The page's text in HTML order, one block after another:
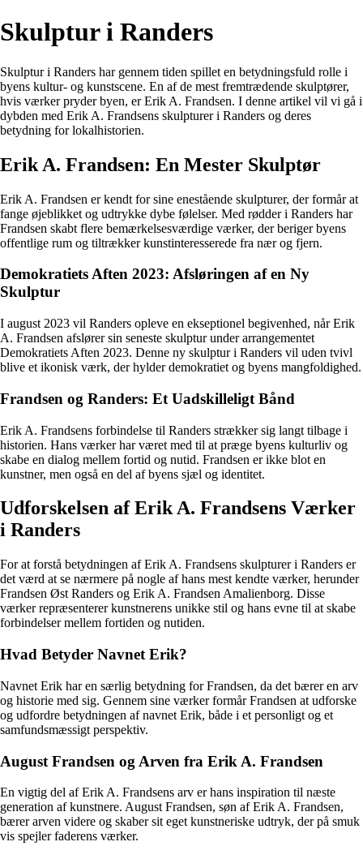
Skulptur i Randers
Skulptur i Randers har gennem tiden spillet en betydningsfuld rolle i
byens kultur- og kunstscene. En af de mest fremtrædende skulptører,
hvis værker pryder byen, er Erik A. Frandsen. I denne artikel vil vi gå i
dybden med Erik A. Frandsens skulpturer i Randers og deres
betydning for lokalhistorien.
Erik A. Frandsen: En Mester Skulptør
Erik A. Frandsen er kendt for sine enestående skulpturer, der formår at
fange øjeblikket og udtrykke dybe følelser. Med rødder i Randers har
Frandsen skabt flere bemærkelsesværdige værker, der beriger byens
offentlige rum og tiltrækker kunstinteresserede fra nær og fjern.
Demokratiets Aften 2023: Afsløringen af en Ny
Skulptur
I august 2023 vil Randers opleve en ekseptionel begivenhed, når Erik
A. Frandsen afslører sin seneste skulptur under arrangementet
Demokratiets Aften 2023. Denne ny skulptur i Randers vil uden tvivl
blive et ikonisk værk, der hylder demokratiet og byens mangfoldighed.
Frandsen og Randers: Et Uadskilleligt Bånd
Erik A. Frandsens forbindelse til Randers strækker sig langt tilbage i
historien. Hans værker har været med til at præge byens kulturliv og
skabe en dialog mellem fortid og nutid. Frandsen er ikke blot en
kunstner, men også en del af byens sjæl og identitet.
Udforskelsen af Erik A. Frandsens Værker
i Randers
For at forstå betydningen af Erik A. Frandsens skulpturer i Randers er
det værd at se nærmere på nogle af hans mest kendte værker, herunder
Frandsen Øst Randers og Erik A. Frandsen Amalienborg. Disse
værker repræsenterer kunstnerens unikke stil og hans evne til at skabe
forbindelser mellem fortiden og nutiden.
Hvad Betyder Navnet Erik?
Navnet Erik har en særlig betydning for Frandsen, da det bærer en arv
og historie med sig. Gennem sine værker formår Frandsen at udforske
og udfordre betydningen af navnet Erik, både i et personligt og et
samfundsmæssigt perspektiv.
August Frandsen og Arven fra Erik A. Frandsen
En vigtig del af Erik A. Frandsens arv er hans inspiration til næste
generation af kunstnere. August Frandsen, søn af Erik A. Frandsen,
bærer arven videre og skaber sit eget kunstneriske udtryk, der på smuk
vis spejler faderens værker.